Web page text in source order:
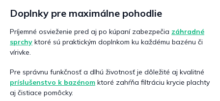
Doplnky pre maximálne pohodlie
Príjemné osvieženie pred aj po kúpaní zabezpečia záhradné
sprchy ktoré sú praktickým doplnkom ku každému bazénu či
vírivke.
Pre správnu funkčnosť a dlhú životnosť je dôležité aj kvalitné
príslušenstvo k bazénom ktoré zahŕňa filtráciu krycie plachty
aj čistiace pomôcky.